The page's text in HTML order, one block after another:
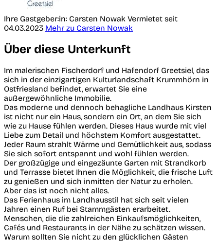
Ihre Gastgeber:in: Carsten Nowak Vermietet seit
04.03.2023 Mehr zu Carsten Nowak
Über diese Unterkunft
Im malerischen Fischerdorf und Hafendorf Greetsiel, das
sich in der einzigartigen Kulturlandschaft Krummhörn in
Ostfriesland befindet, erwartet Sie eine
außergewöhnliche Immobilie.
Das moderne und dennoch behagliche Landhaus Kirsten
ist nicht nur ein Haus, sondern ein Ort, an dem Sie sich
wie zu Hause fühlen werden. Dieses Haus wurde mit viel
Liebe zum Detail und höchstem Komfort ausgestattet.
Jeder Raum strahlt Wärme und Gemütlichkeit aus, sodass
Sie sich sofort entspannt und wohl fühlen werden.
Der großzügige und eingezäunte Garten mit Strandkorb
und Terrasse bietet Ihnen die Möglichkeit, die frische Luft
zu genießen und sich inmitten der Natur zu erholen.
Aber das ist noch nicht alles.
Das Ferienhaus im Landhausstil hat sich seit vielen
Jahren einen Ruf bei Stammgästen erarbeitet.
Menschen, die die zahlreichen Einkaufsmöglichkeiten,
Cafés und Restaurants in der Nähe zu schätzen wissen.
Warum sollten Sie nicht zu den glücklichen Gästen